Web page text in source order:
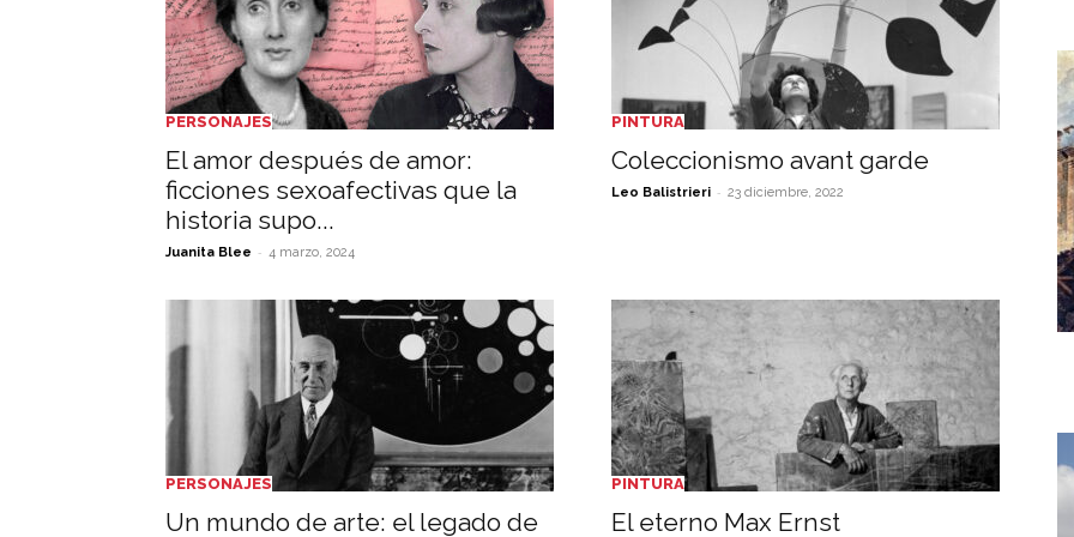
PERSONAJES
El amor después de amor:
ficciones sexoafectivas que la
historia supo...
Juanita Blee - 4 marzo, 2024
PINTURA
Coleccionismo avant garde
Leo Balistrieri - 23 diciembre, 2022
PERSONAJES
Un mundo de arte: el legado de
PINTURA
El eterno Max Ernst